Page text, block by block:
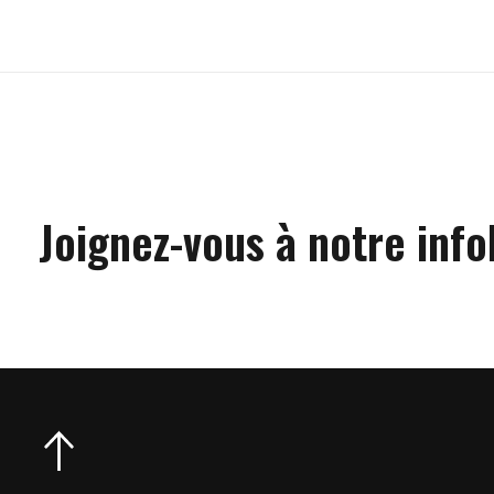
Joignez-vous à notre